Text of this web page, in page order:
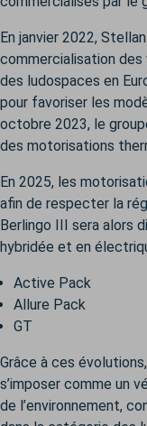
En janvier 2022,
commercialisation
des ludospaces en
pour favoriser les
octobre 2023, le
des motorisations
En 2025, les
afin de respecter la
Berlingo III sera alors
hybridée et en
Active Pack
Allure Pack
GT
Grâce à ces
s’imposer comme un
de l’environnement,